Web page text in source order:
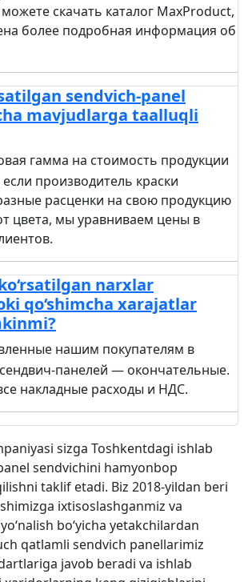
скачать каталог MaxProduct,
более подробная информация об
sendvich-panel
mavjudlarga taalluqli
гамма на стоимость продукции
производитель краски
расценки на свою продукцию
цвета, мы уравниваем цены в
narxlar
qo‘shimcha xarajatlar
нашим покупателям в
панелей — окончательные.
накладные расходы и НДС.
sizga Toshkentdagi ishlab
sendvichini hamyonbop
taklif etadi. Biz 2018-yildan beri
ixtisoslashganmiz va
bo‘yicha yetakchilardan
qatlamli sendvich panellarimiz
javob beradi va ishlab